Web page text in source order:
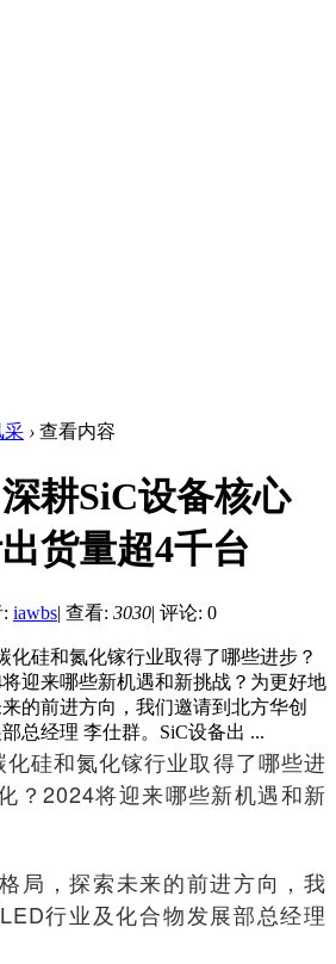
采 › 查看内容
耕SiC设备核心
货量超4千台
iawbs| 查看: 3030| 评论: 0
化硅和氮化镓行业取得了哪些进步？
迎来哪些新机遇和新挑战？为更好地
的前进方向，我们邀请到北方华创
总经理 李仕群。SiC设备出 ...
硅和氮化镓行业取得了哪些进
？2024将迎来哪些新机遇和新
局，探索未来的前进方向，我
LED行业及化合物发展部总经理